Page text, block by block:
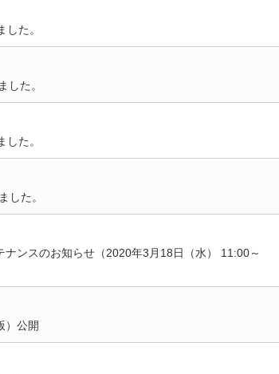
た。
した。
た。
した。
ナンスのお知らせ（2020年3月18日（水） 11:00～
）公開